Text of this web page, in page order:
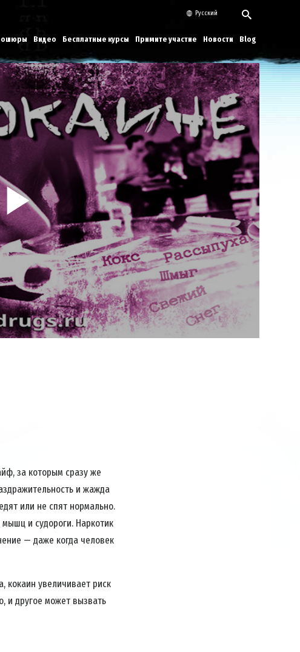
Русский
Видео Бесплатные курсы Примите участие Новости Blog
Play
Video
за которым сразу же
и жажда
или не спят нормально.
и судороги. Наркотик
— даже когда человек
кокаин увеличивает риск
и другое может вызвать